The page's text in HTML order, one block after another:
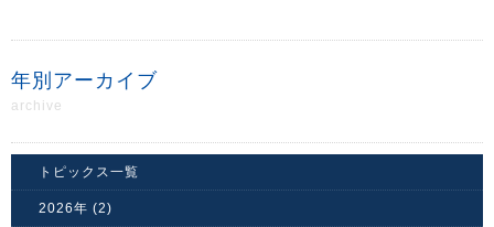
年別アーカイブ
archive
トピックス一覧
2026年 (2)